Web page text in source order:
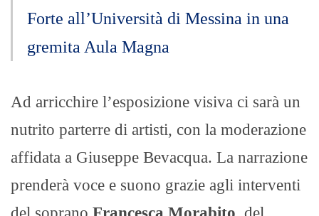
Forte all’Università di Messina in una
gremita Aula Magna
Ad arricchire l’esposizione visiva ci sarà un
nutrito parterre di artisti, con la moderazione
affidata a Giuseppe Bevacqua. La narrazione
prenderà voce e suono grazie agli interventi